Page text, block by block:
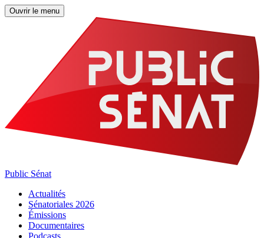
Ouvrir le menu
Public Sénat
Actualités
Sénatoriales 2026
Émissions
Documentaires